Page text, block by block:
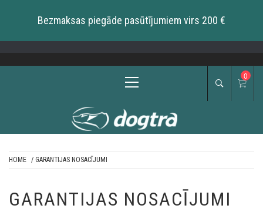
Bezmaksas piegāde pasūtījumiem virs 200 €
Menu
DOGTRA BALTIC
0
HOME / GARANTIJAS NOSACĪJUMI
GARANTIJAS NOSACĪJUMI